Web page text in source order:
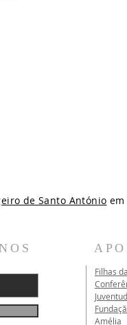
de Santo António
Filhas
Amélia